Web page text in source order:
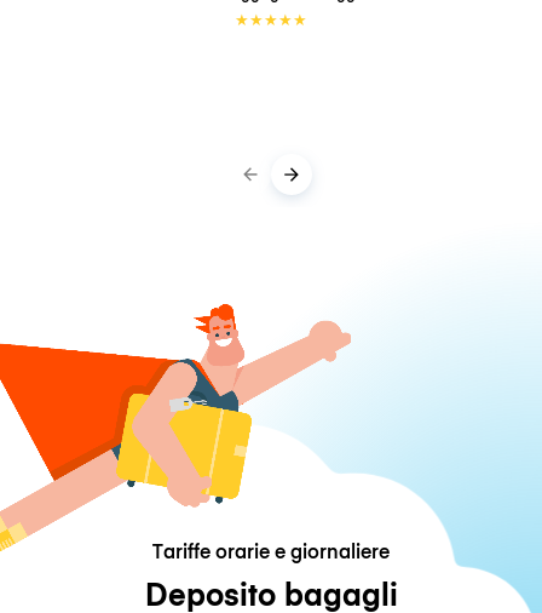
★★★★★
Tariffe orarie e giornaliere
Deposito bagagli